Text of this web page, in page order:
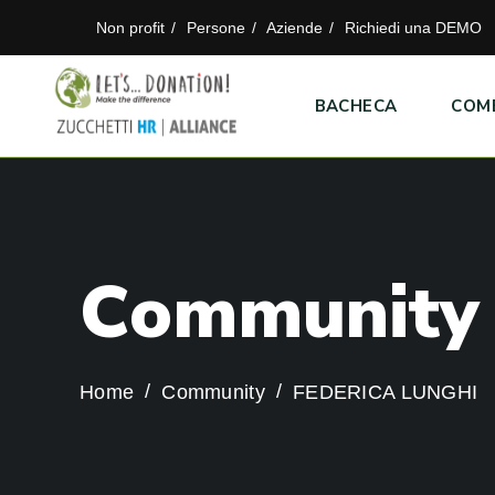
Non profit Persone Aziende Richiedi una DEMO
BACHECA
Community
Home Community FEDERICA LUNGHI